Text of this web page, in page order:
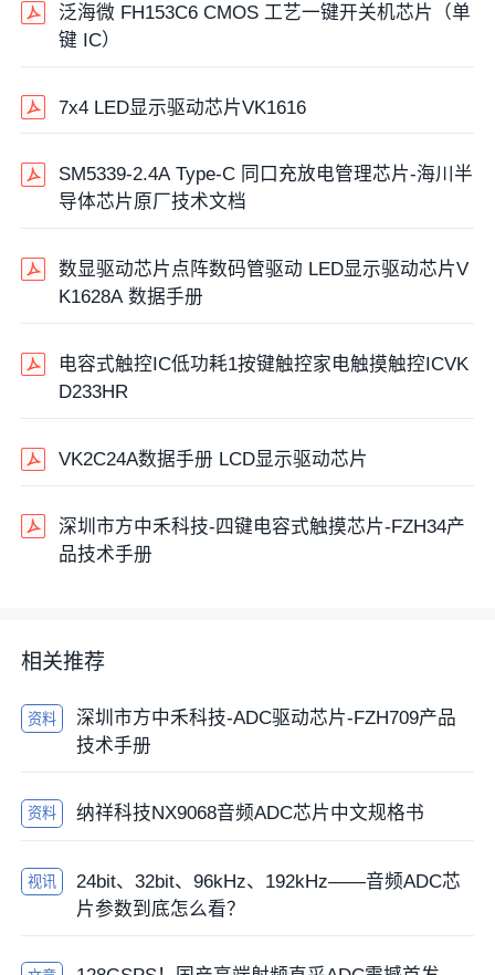
泛海微 FH153C6 CMOS 工艺一键开关机芯片‌（单
键 IC）
7x4 LED显示驱动芯片VK1616
SM5339-2.4A Type-C 同口充放电管理芯片-海川半
导体芯片原厂技术文档
数显驱动芯片点阵数码管驱动 LED显示驱动芯片V
K1628A 数据手册
电容式触控IC低功耗1按键触控家电触摸触控ICVK
D233HR
VK2C24A数据手册 LCD显示驱动芯片
深圳市方中禾科技-四键电容式触摸芯片-FZH34产
品技术手册
相关推荐
资料
深圳市方中禾科技-ADC驱动芯片-FZH709产品
技术手册
资料 纳祥科技NX9068音频ADC芯片中文规格书
视讯
24bit、32bit、96kHz、192kHz——音频ADC芯
片参数到底怎么看？